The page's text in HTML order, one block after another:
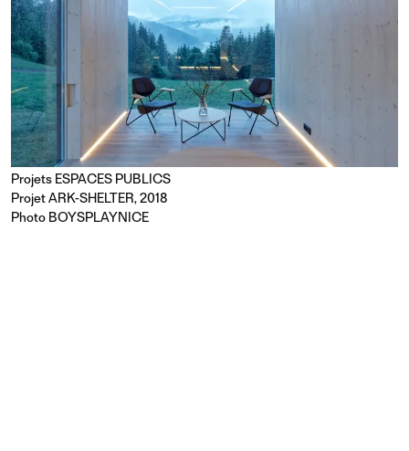
Projets ESPACES PUBLICS
Projet ARK-SHELTER, 2018
Photo BOYSPLAYNICE